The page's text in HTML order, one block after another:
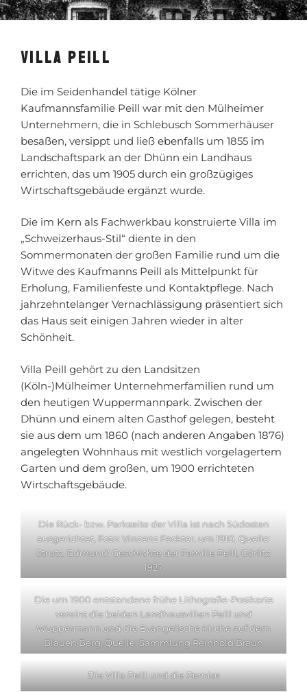
VILLA PEILL
Die im Seidenhandel tätige Kölner
Kaufmannsfamilie Peill war mit den Mülheimer
Unternehmern, die in Schlebusch Sommerhäuser
besaßen, versippt und ließ ebenfalls um 1855 im
Landschaftspark an der Dhünn ein Landhaus
errichten, das um 1905 durch ein großzügiges
Wirtschaftsgebäude ergänzt wurde.
Die im Kern als Fachwerkbau konstruierte Villa im
„Schweizerhaus-Stil“ diente in den
Sommermonaten der großen Familie rund um die
Witwe des Kaufmanns Peill als Mittelpunkt für
Erholung, Familienfeste und Kontaktpflege. Nach
jahrzehntelanger Vernachlässigung präsentiert sich
das Haus seit einigen Jahren wieder in alter
Schönheit.
Villa Peill gehört zu den Landsitzen
(Köln-)Mülheimer Unternehmerfamilien rund um
den heutigen Wuppermannpark. Zwischen der
Dhünn und einem alten Gasthof gelegen, besteht
sie aus dem um 1860 (nach anderen Angaben 1876)
angelegten Wohnhaus mit westlich vorgelagertem
Garten und dem großen, um 1900 errichteten
Wirtschaftsgebäude.
Die Rück- bzw. Parkseite der Villa ist nach Südosten
ausgerichtet, Foto: Vinzenz Feckter, um 1910, Quelle:
Strutz, Edmund: Geschichte der Familie Peill, Görlitz
1927
Die um 1900 entstandene frühe Lithografie-Postkarte
vereint die beiden Landhausvillen Peill und
Wuppermann und die Evangelische Kirche auf dem
Blauen Berg, Quelle: Sammlung Reinhold Braun
Die Villa Peill und die Remise